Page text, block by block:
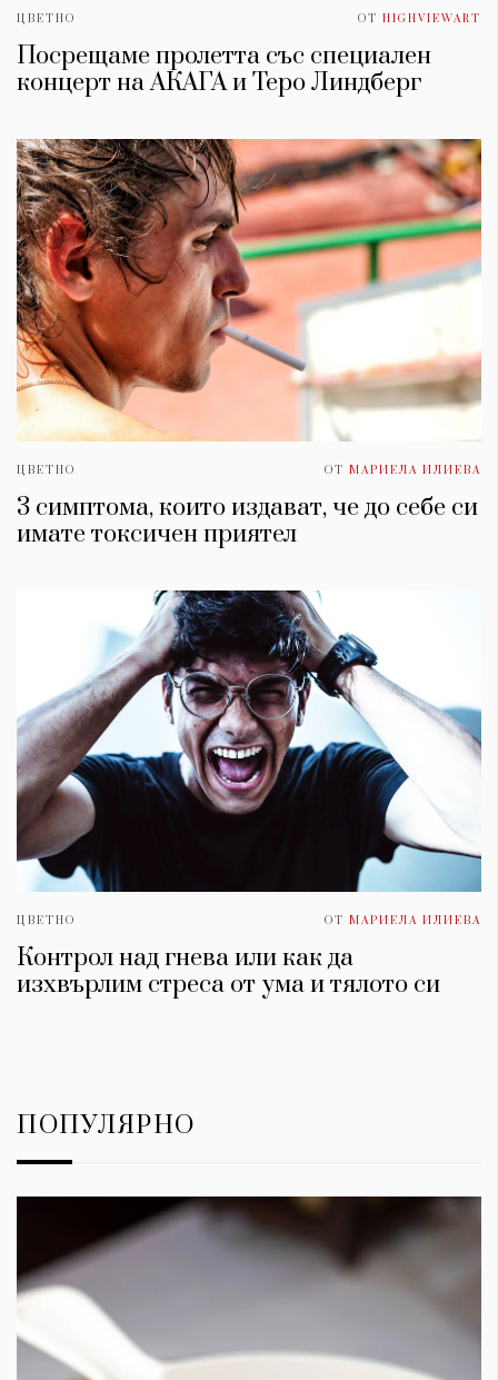
ЦВЕТНО ОТ HIGHVIEWART
Посрещаме пролетта със специален
концерт на АКАГА и Теро Линдберг
ЦВЕТНО ОТ МАРИЕЛА ИЛИЕВА
3 симптома, които издават, че до себе си
имате токсичен приятел
ЦВЕТНО ОТ МАРИЕЛА ИЛИЕВА
Контрол над гнева или как да
изхвърлим стреса от умa и тялото си
ПОПУЛЯРНО